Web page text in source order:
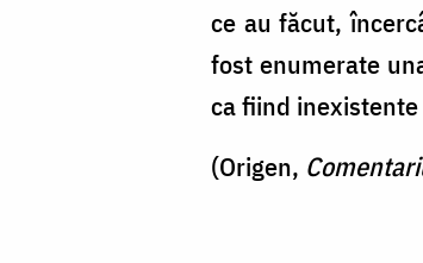
ce au făcut,
fost enumerate
ca fiind
(Origen,